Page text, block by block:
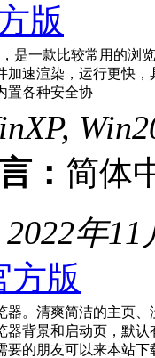
版
是一款比较常用的浏
加速渲染，运行更快
置各种安全协
： 简体
2022年11
方版
器。清爽简洁的主页
器背景和启动页，默
要的朋友可以来本站下